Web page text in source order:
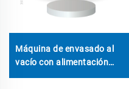
Máquina de envasado al
vacío con alimentación